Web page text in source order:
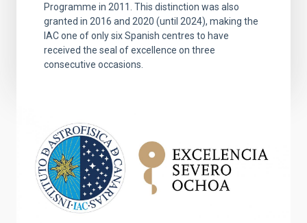
Programme in 2011. This distinction was also
granted in 2016 and 2020 (until 2024), making the
IAC one of only six Spanish centres to have
received the seal of excellence on three
consecutive occasions.